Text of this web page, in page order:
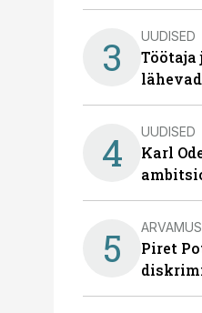
3 UUDISED
Töötaja
4 UUDISED
Karl
5
Piret